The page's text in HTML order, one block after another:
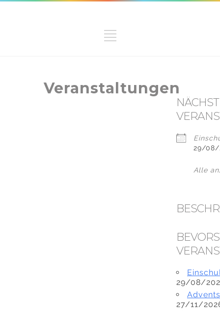
Veranstaltungen
29/08/
Alle
29/08/
27/11/